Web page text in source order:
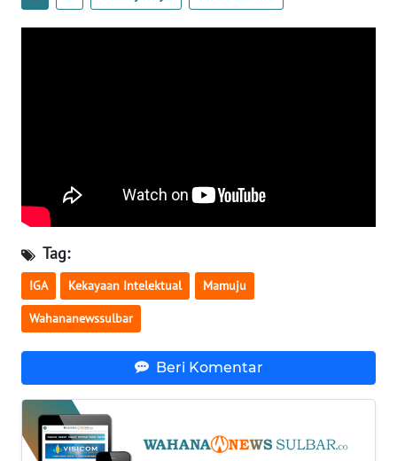
Tag:
IGA Kekayaan Intelektual Mamuju
Wahananewssulbar
Beri Komentar
KALBAR
KALTENG
WN
KALTARA
KALSEL
WN
KALTIM